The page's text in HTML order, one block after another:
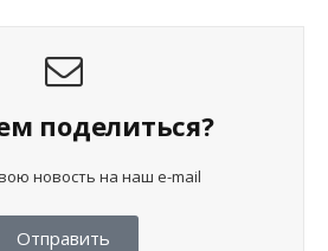
поделиться?
новость на наш e-mail
Отправить